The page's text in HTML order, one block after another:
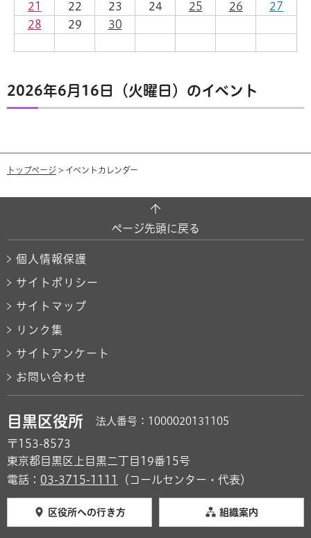
21
22 23 24 25 26
27
28
29 30
2026年6月16日（火曜日）のイベント
トップページ > イベントカレンダー
ページ先頭に戻る
個人情報保護
サイトポリシー
サイトマップ
リンク集
サイトアンケート
お問い合わせ
目黒区役所 法人番号：1000020131105
〒153-8573
東京都目黒区上目黒二丁目19番15号
電話： 03-3715-1111 （コールセンター・代表）
区役所への行き方 組織案内